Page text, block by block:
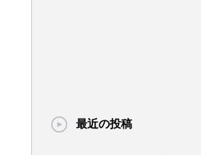
最近の投稿